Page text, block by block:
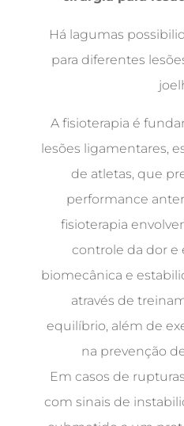
Há lagumas
para diferentes
A fisioterapia é
lesões ligamentares,
de atletas, que
performance
fisioterapia
controle da dor e
biomecânica e
através de
equilíbrio, além de
na prevenção
Em casos de
com sinais de